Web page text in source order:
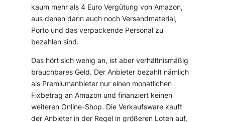
kaum mehr als 4 Euro Vergütung von Amazon,
aus denen dann auch noch Versandmaterial,
Porto und das verpackende Personal zu
bezahlen sind.
Das hört sich wenig an, ist aber verhältnismäßig
brauchbares Geld. Der Anbieter bezahlt nämlich
als Premiumanbieter nur einen monatlichen
Fixbetrag an Amazon und finanziert keinen
weiteren Online-Shop. Die Verkaufsware kauft
der Anbieter in der Regel in größeren Loten auf,